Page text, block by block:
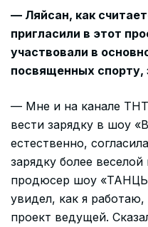
— Ляйсан, как
пригласили в этот
участвовали в
посвященных спорту,
— Мне и на канале
вести зарядку в шоу
естественно,
зарядку более
продюсер шоу
увидел, как я
проект ведущей.